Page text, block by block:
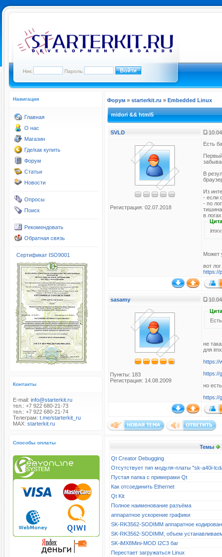
Ник: Пароль:
Навигация
Главная
О нас
Магазин
Где/как купить
Форум
Статьи
Новости
Опросы
Поиск
Рекомендовать
Обратная связь
Сертификат ISO9001
Контакты
E-mail: info@starterkit.ru
тел.: +7 922 680-21-73
тел.: +7 922 680-21-74
Телеграм: t.me/starterkit_ru
MAX: starterkit.ru
Способы оплаты
Форум » starterkit.ru » Embedded Linux
midori && html5
SVLD
Регистрация: 02.07.2018
Есть
В
Из
- если
- по
тишина
в
Может
вот
https://
sasamy
Пункты: 183
Регистрация: 14.08.2009
не
для
https://
https://
но
https://
Темы
Qt Creator Debugging
Отсутствует тип модуля-платы "sk-a40i-
Пустая папка с примерами Qt
Как отсоединить Ethernet
Qt Kit
Полное наименование разъёма
аппаратное ускорение графики
SK-RK3562-SODIMM аппаратное
SK-RK3562-SODIMM, объем
SK-iMX8Mini-MOD I2C3 баг
Перестает загружаться Linux